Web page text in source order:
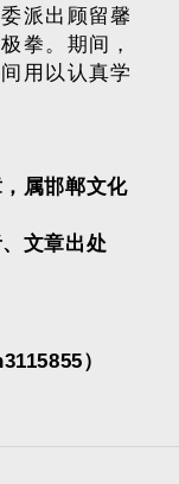
派出顾留馨
拳。期间，
用以认真学
属邯郸文化
文章出处
）